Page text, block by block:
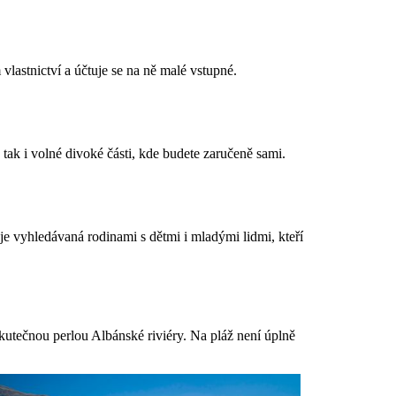
a účtuje se na ně malé vstupné.
i volné divoké části, kde budete zaručeně sami.
vyhledávaná rodinami s dětmi i mladými lidmi, kteří
perlou Albánské riviéry. Na pláž není úplně